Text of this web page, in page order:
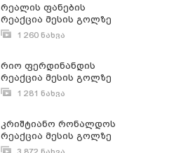
რეალის ფანების
რეაქცია მესის გოლზე
1 260 ნახვა
რიო ფერდინანდის
რეაქცია მესის გოლზე
1 281 ნახვა
კრიშტიანო რონალდოს
რეაქცია მესის გოლზე